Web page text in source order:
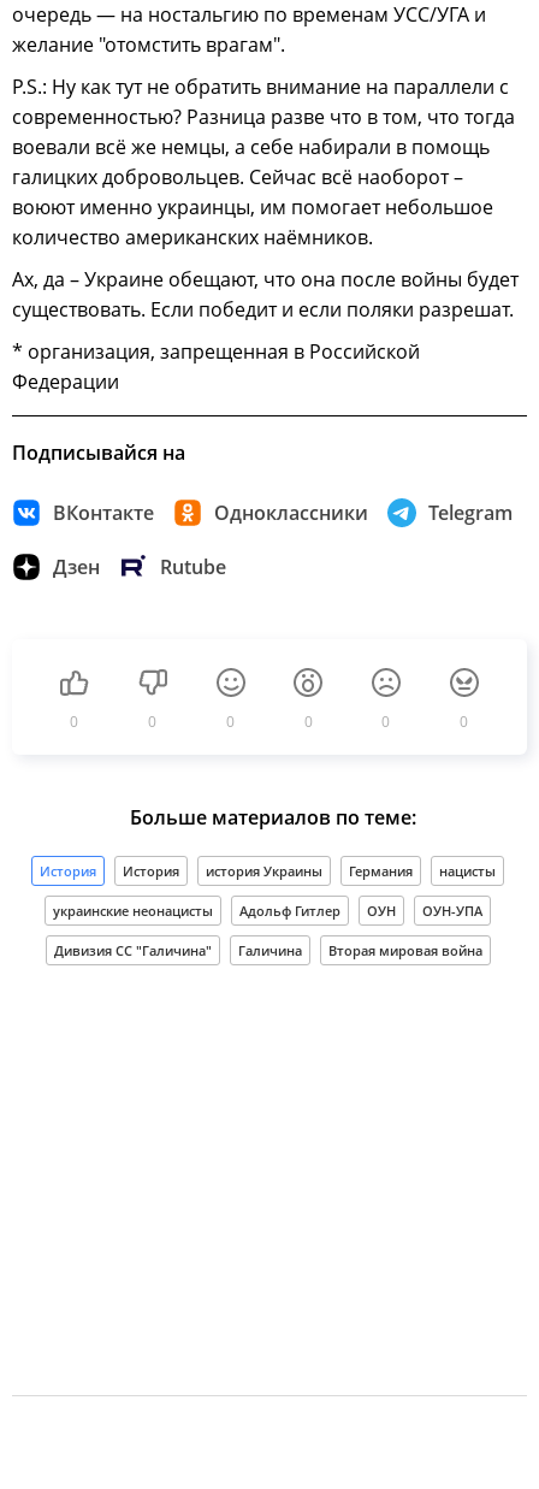
очередь — на ностальгию по временам УСС/УГА и
желание "отомстить врагам".
P.S.: Ну как тут не обратить внимание на параллели с
современностью? Разница разве что в том, что тогда
воевали всё же немцы, а себе набирали в помощь
галицких добровольцев. Сейчас всё наоборот –
воюют именно украинцы, им помогает небольшое
количество американских наёмников.
Ах, да – Украине обещают, что она после войны будет
существовать. Если победит и если поляки разрешат.
* организация, запрещенная в Российской
Федерации
Подписывайся на
ВКонтакте Одноклассники Telegram
Дзен Rutube
0 0 0 0 0 0
Больше материалов по теме:
История История история Украины Германия нацисты
украинские неонацисты Адольф Гитлер ОУН ОУН-УПА
Дивизия СС "Галичина" Галичина Вторая мировая война